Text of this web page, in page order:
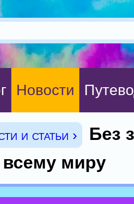
Новости
и статьи ›
Без
миру